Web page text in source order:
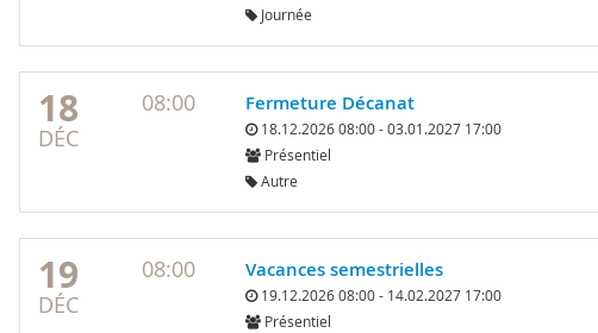
Journée
18
DÉC
08:00 Fermeture Décanat
18.12.2026 08:00 - 03.01.2027 17:00
Présentiel
Autre
19
DÉC
08:00 Vacances semestrielles
19.12.2026 08:00 - 14.02.2027 17:00
Présentiel